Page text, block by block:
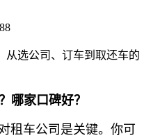
哪家口碑好？
租车公司是关键。你可